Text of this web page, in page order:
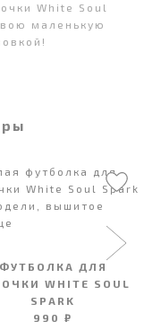
White Soul
маленькую
ФУТБОЛКА ДЛЯ
WHITE SOUL
SPARK
990 ₽